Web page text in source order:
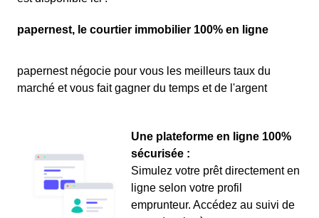
papernest, le courtier immobilier 100% en ligne
papernest négocie pour vous les meilleurs taux du
marché et vous fait gagner du temps et de l'argent
Une plateforme en ligne 100%
sécurisée :
Simulez votre prêt directement en
ligne selon votre profil
emprunteur. Accédez au suivi de